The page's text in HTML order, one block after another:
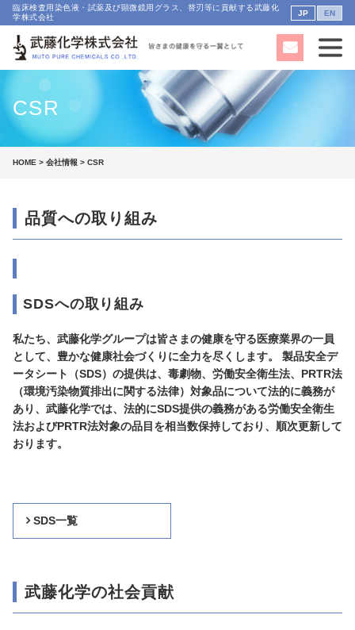
臨床検査用染色液・試薬及び顕微鏡用グラス、替刃等に貢献する武藤化
学株式会社
JP EN
CSR
HOME > 会社情報 > CSR
品質への取り組み
SDSへの取り組み
私たち、武藤化学グループは皆さまの健康を守る医療業界の一員
として、豊かな健康社会づくりに全力を尽くします。 製品安全デ
ータシート（SDS）の提供は、毒劇物、労働安全衛生法、PRTR法
（環境汚染物質排出に関する法律）対象品について法的に義務が
あり、武藤化学では、法的にSDS提供の義務がある労働安全衛生
法およびPRTR法対象の品目を相当数保持しており、順次更新して
おります。
SDS一覧
武藤化学の社会貢献